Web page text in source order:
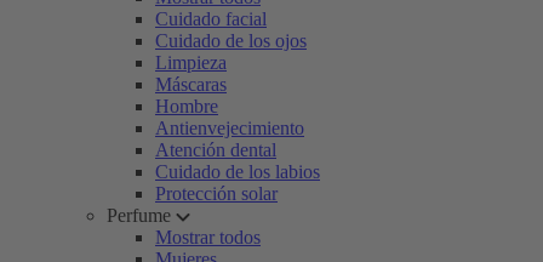
Cuidado facial
Cuidado de los ojos
Limpieza
Máscaras
Hombre
Antienvejecimiento
Atención dental
Cuidado de los labios
Protección solar
Perfume
Mostrar todos